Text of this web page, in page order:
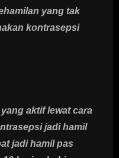
yang tak
kontrasepsi
aktif lewat cara
jadi hamil
jadi hamil pas